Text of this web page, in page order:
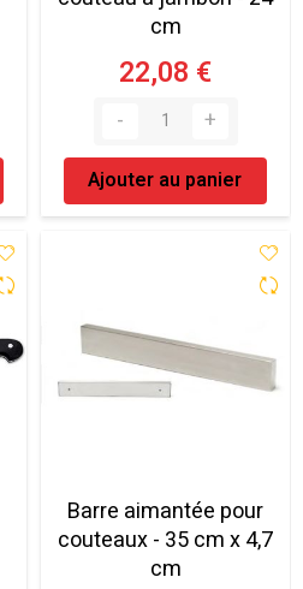
cm
22,08 €
Ajouter au panier
Barre aimantée pour
couteaux - 35 cm x 4,7
cm